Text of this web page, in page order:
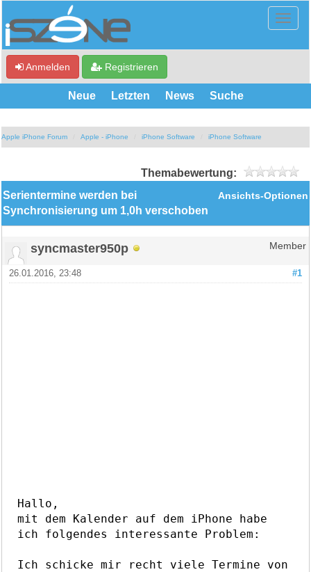
Anmelden Registrieren
Neue Letzten News Suche
Apple iPhone Forum Apple - iPhone iPhone Software iPhone Software
Themabewertung:
Ansichts-Optionen
Serientermine werden bei
Synchronisierung um 1,0h verschoben
syncmaster950p Member
#1
26.01.2016, 23:48
Hallo,
mit dem Kalender auf dem iPhone habe
ich folgendes interessante Problem:
Ich schicke mir recht viele Termine von